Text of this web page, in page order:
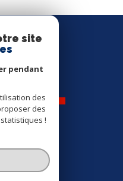
site
pendant
des
des
!